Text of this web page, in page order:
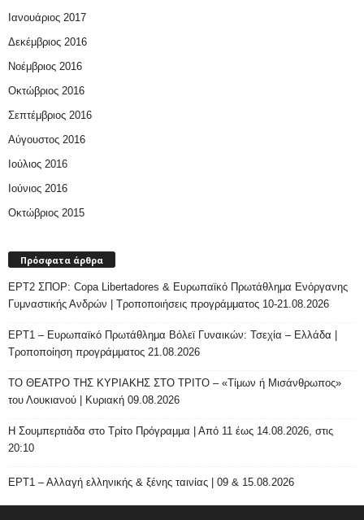
Ιανουάριος 2017
Δεκέμβριος 2016
Νοέμβριος 2016
Οκτώβριος 2016
Σεπτέμβριος 2016
Αύγουστος 2016
Ιούλιος 2016
Ιούνιος 2016
Οκτώβριος 2015
Πρόσφατα άρθρα
ΕΡΤ2 ΣΠΟΡ: Copa Libertadores & Ευρωπαϊκό Πρωτάθλημα Ενόργανης
Γυμναστικής Ανδρών | Τροποποιήσεις προγράμματος 10-21.08.2026
ΕΡΤ1 – Ευρωπαϊκό Πρωτάθλημα Βόλεϊ Γυναικών: Τσεχία – Ελλάδα |
Τροποποίηση προγράμματος 21.08.2026
ΤΟ ΘΕΑΤΡΟ ΤΗΣ ΚΥΡΙΑΚΗΣ ΣΤΟ ΤΡΙΤΟ – «Τίμων ή Μισάνθρωπος»
του Λουκιανού | Κυριακή 09.08.2026
H Σουμπερτιάδα στο Τρίτο Πρόγραμμα | Από 11 έως 14.08.2026, στις
20:10
ΕΡΤ1 – Αλλαγή ελληνικής & ξένης ταινίας | 09 & 15.08.2026